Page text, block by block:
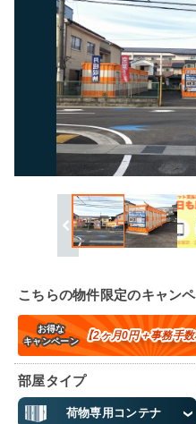
こちらの物件限定のキャン
お得な
キャンペーン
【2ヶ月0円＋事務手
部屋タイプ
荷物専用コンテナ